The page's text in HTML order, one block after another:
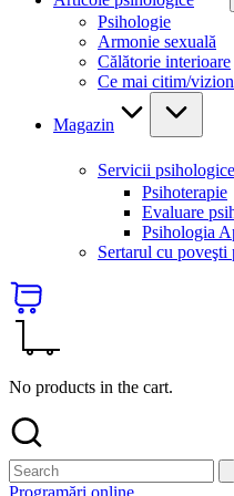
Psihologie
Armonie sexuală
Călătorie interioare
Ce mai citim/
Magazin
Servicii psihologice
Psihoterapie
Evaluare
Psihologia
Sertarul cu poveşti
No products in the cart.
Programări online